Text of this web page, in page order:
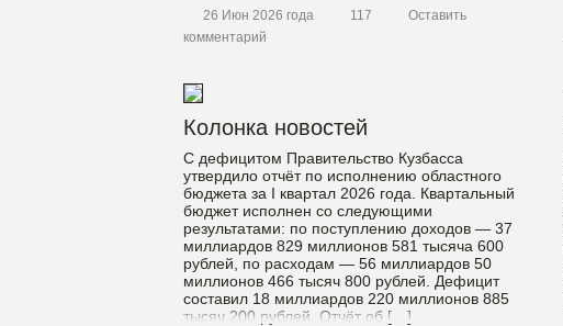
центра. “В рамках реализации проекта
запланирована модернизация существующей
26 Июн 2026 года 117
Оставить
комментарий
Колонка новостей
С дефицитом Правительство Кузбасса
утвердило отчёт по исполнению областного
бюджета за I квартал 2026 года. Квартальный
бюджет исполнен со следующими
результатами: по поступлению доходов — 37
миллиардов 829 миллионов 581 тысяча 600
рублей, по расходам — 56 миллиардов 50
миллионов 466 тысяч 800 рублей. Дефицит
составил 18 миллиардов 220 миллионов 885
тысяч 200 рублей. Отчёт об […]